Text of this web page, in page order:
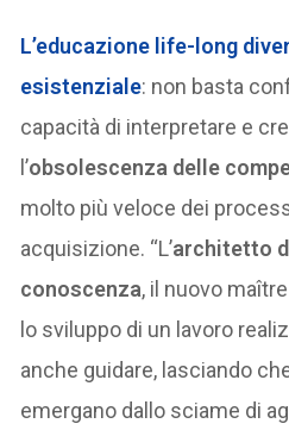
L’educazione life-long
esistenziale: non basta
capacità di interpretare e
l’obsolescenza delle
molto più veloce dei
acquisizione. “L’architetto
conoscenza, il nuovo
lo sviluppo di un lavoro
anche guidare, lasciando
emergano dallo sciame di